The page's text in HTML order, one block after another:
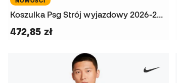
Koszulka Psg Strój wyjazdowy 2026-2027
472,85 zł